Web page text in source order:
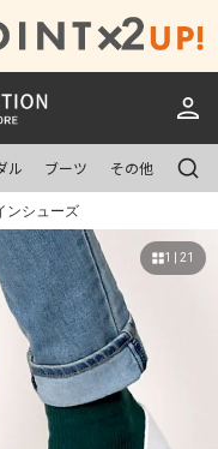
ル ブーツ その他
ンシューズ
1 | 21